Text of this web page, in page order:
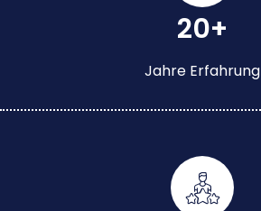
20+
Jahre Erfahrung